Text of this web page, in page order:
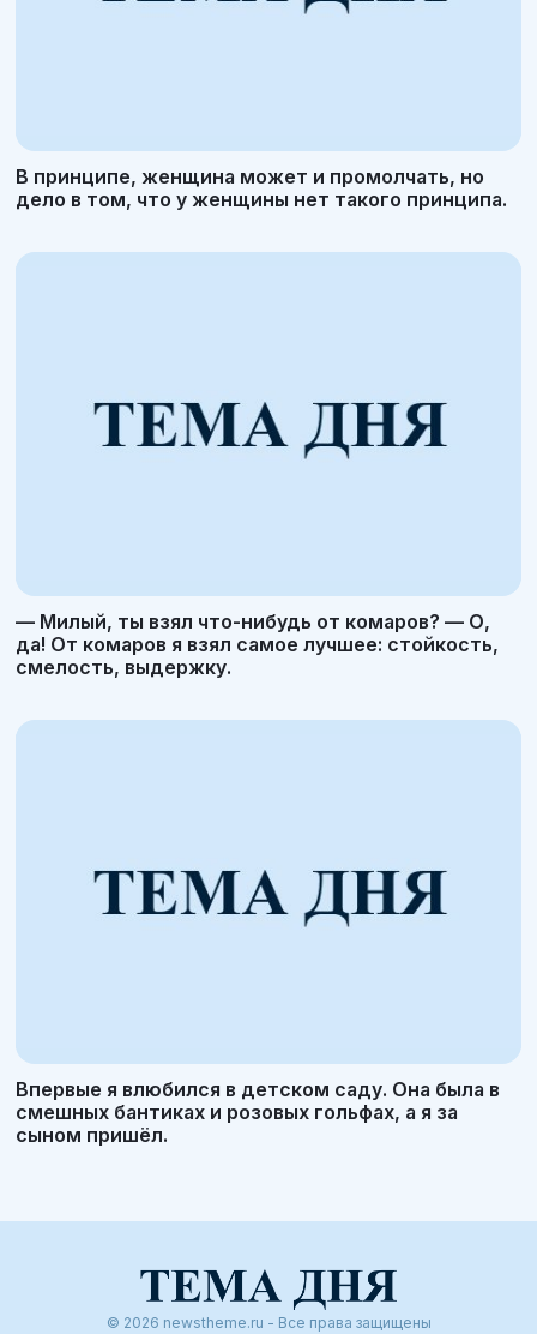
В принципе, женщина может и промолчать, но
дело в том, что у женщины нет такого принципа.
— Милый, ты взял что-нибудь от комаров? — О,
да! От комаров я взял самое лучшее: стойкость,
смелость, выдержку.
Впервые я влюбился в детском саду. Она была в
смешных бантиках и розовых гольфах, а я за
сыном пришёл.
© 2026 newstheme.ru - Все права защищены